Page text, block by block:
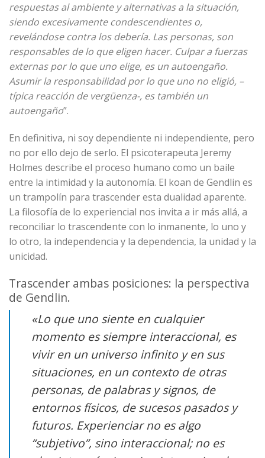
respuestas al ambiente y alternativas a la situación,
siendo excesivamente condescendientes o,
revelándose contra los debería. Las personas, son
responsables de lo que eligen hacer. Culpar a fuerzas
externas por lo que uno elige, es un autoengaño.
Asumir la responsabilidad por lo que uno no eligió, –
típica reacción de vergüenza-, es también un
autoengaño”.
En definitiva, ni soy dependiente ni independiente, pero
no por ello dejo de serlo. El psicoterapeuta Jeremy
Holmes describe el proceso humano como un baile
entre la intimidad y la autonomía. El koan de Gendlin es
un trampolín para trascender esta dualidad aparente.
La filosofía de lo experiencial nos invita a ir más allá, a
reconciliar lo trascendente con lo inmanente, lo uno y
lo otro, la independencia y la dependencia, la unidad y la
unicidad.
Trascender ambas posiciones: la perspectiva
de Gendlin.
«Lo que uno siente en cualquier
momento es siempre interaccional, es
vivir en un universo infinito y en sus
situaciones, en un contexto de otras
personas, de palabras y signos, de
entornos físicos, de sucesos pasados y
futuros. Experienciar no es algo
“subjetivo”, sino interaccional; no es